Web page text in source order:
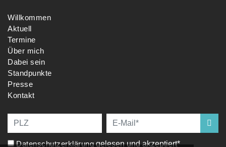
Willkommen
Aktuell
Termine
Über mich
Dabei sein
Standpunkte
Presse
Kontakt
Datenschutzerklärunggelesen und akzeptiert*